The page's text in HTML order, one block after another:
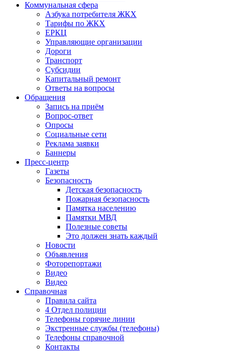
Коммунальная сфера
Азбука потребителя ЖКХ
Тарифы по ЖКХ
ЕРКЦ
Управляющие организации
Дороги
Транспорт
Субсидии
Капитальный ремонт
Ответы на вопросы
Обращения
Запись на приём
Вопрос-ответ
Опросы
Социальные сети
Реклама заявки
Баннеры
Пресс-центр
Газеты
Безопасность
Детская безопасность
Пожарная безопасность
Памятка населению
Памятки МВД
Полезные советы
Это должен знать каждый
Новости
Объявления
Фоторепортажи
Видео
Видео
Справочная
Правила сайта
4 Отдел полиции
Телефоны горячие линии
Экстренные службы (телефоны)
Телефоны справочной
Контакты